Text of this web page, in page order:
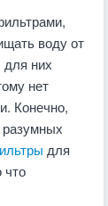
воду от
для них
нет
Конечно,
разумных
для
что